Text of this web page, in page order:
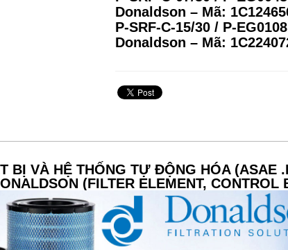
Donaldson – Mã:
P-SRF-C-15/30 / P-
Donaldson – Mã:
BỊ VÀ HỆ THỐNG TỰ ĐỘNG HÓA (ASAE
(FILTER ELEMENT, CONTROL